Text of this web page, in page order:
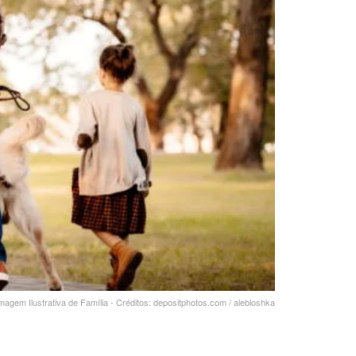
Ilustrativa de Família - Créditos: depositphotos.com / alebloshka